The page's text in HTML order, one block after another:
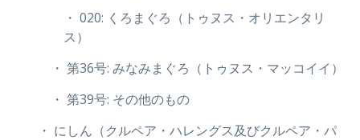
・ 020: くろまぐろ（トゥヌス・オリエンタリ
ス）
・ 第36号: みなみまぐろ（トゥヌス・マッコイイ）
・ 第39号: その他のもの
・ にしん（クルペア・ハレングス及びクルペア・パ